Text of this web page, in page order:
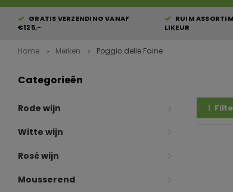
GRATIS VERZENDING VANAF
€125,-
RUIM
LIKEUR
Home Merken Poggio delle Faine
Categorieën
Rode wijn
Witte wijn
Rosé wijn
Mousserend